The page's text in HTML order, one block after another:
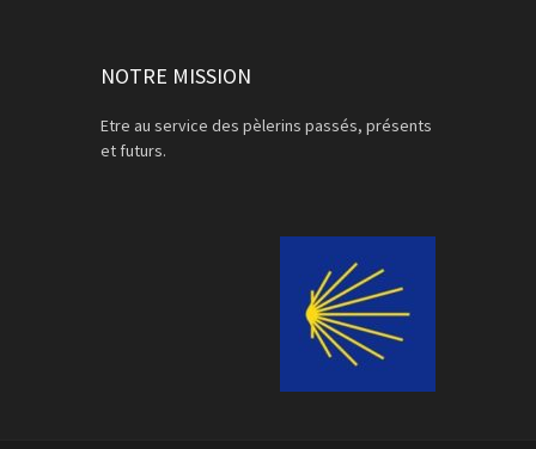
NOTRE MISSION
Etre au service des pèlerins passés, présents
et futurs.